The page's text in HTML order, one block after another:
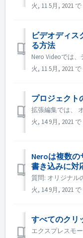
火, 11 5月, 2021
ビデオディス
る方法
火, 11 5月, 2021
プロジェクト
火, 14 9月, 2021
Neroは複数
書き込みに対
火, 14 9月, 2021
すべてのクリ